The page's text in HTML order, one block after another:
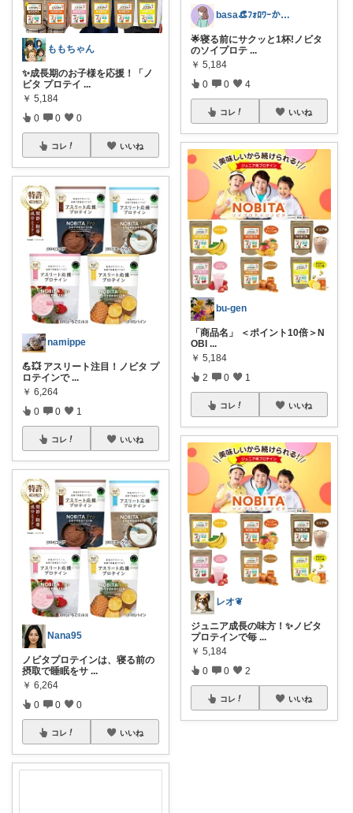
ももちゃん
✨成長期のお子様を応援！「ノ
ビタ プロテイ ...
￥ 5,184
0 0 0
コレ いいね
namippe
💪💥 アスリート注目！ノビタ プ
ロテインで ...
￥ 6,264
0 0 1
コレ いいね
Nana95
ノビタプロテインは、寝る前の
摂取で睡眠をサ ...
￥ 6,264
0 0 0
コレ いいね
basa👒ﾌｫﾛﾜｰから経由購入します
🌟寝る前にサクッと1杯!ノビタ
のソイプロテ ...
￥ 5,184
0 0 4
コレ いいね
bu-gen
「商品名」 ＜ポイント10倍＞N
OBI ...
￥ 5,184
2 0 1
コレ いいね
レオ❦
ジュニア成長の味方！✨ノビタ
プロテインで毎 ...
￥ 5,184
0 0 2
コレ いいね